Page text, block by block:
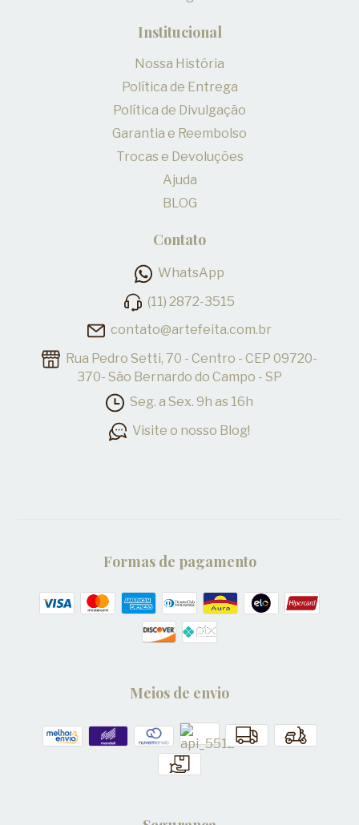
Institucional
Nossa História
Política de Entrega
Política de Divulgação
Garantia e Reembolso
Trocas e Devoluções
Ajuda
BLOG
Contato
WhatsApp
(11) 2872-3515
contato@artefeita.com.br
Rua Pedro Setti, 70 - Centro - CEP 09720-
370- São Bernardo do Campo - SP
Seg. a Sex. 9h as 16h
Visite o nosso Blog!
Formas de pagamento
Meios de envio